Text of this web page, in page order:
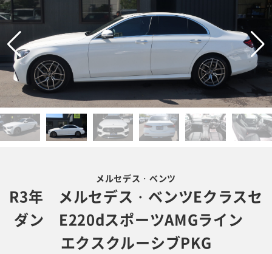
メルセデス・ベンツ
R3年 メルセデス・ベンツEクラスセ
ダン E220dスポーツAMGライン
エクスクルーシブPKG